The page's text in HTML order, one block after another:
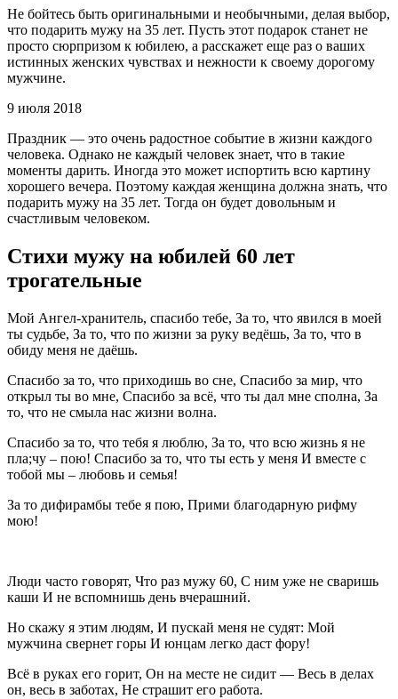
Не бойтесь быть оригинальными и необычными, делая выбор,
что подарить мужу на 35 лет. Пусть этот подарок станет не
просто сюрпризом к юбилею, а расскажет еще раз о ваших
истинных женских чувствах и нежности к своему дорогому
мужчине.
9 июля 2018
Праздник — это очень радостное событие в жизни каждого
человека. Однако не каждый человек знает, что в такие
моменты дарить. Иногда это может испортить всю картину
хорошего вечера. Поэтому каждая женщина должна знать, что
подарить мужу на 35 лет. Тогда он будет довольным и
счастливым человеком.
Стихи мужу на юбилей 60 лет
трогательные
Мой Ангел-хранитель, спасибо тебе, За то, что явился в моей
ты судьбе, За то, что по жизни за руку ведёшь, За то, что в
обиду меня не даёшь.
Спасибо за то, что приходишь во сне, Спасибо за мир, что
открыл ты во мне, Спасибо за всё, что ты дал мне сполна, За
то, что не смыла нас жизни волна.
Спасибо за то, что тебя я люблю, За то, что всю жизнь я не
пла;чу – пою! Спасибо за то, что ты есть у меня И вместе с
тобой мы – любовь и семья!
За то дифирамбы тебе я пою, Прими благодарную рифму
мою!
Люди часто говорят, Что раз мужу 60, С ним уже не сваришь
каши И не вспомнишь день вчерашний.
Но скажу я этим людям, И пускай меня не судят: Мой
мужчина свернет горы И юнцам легко даст фору!
Всё в руках его горит, Он на месте не сидит — Весь в делах
он, весь в заботах, Не страшит его работа.